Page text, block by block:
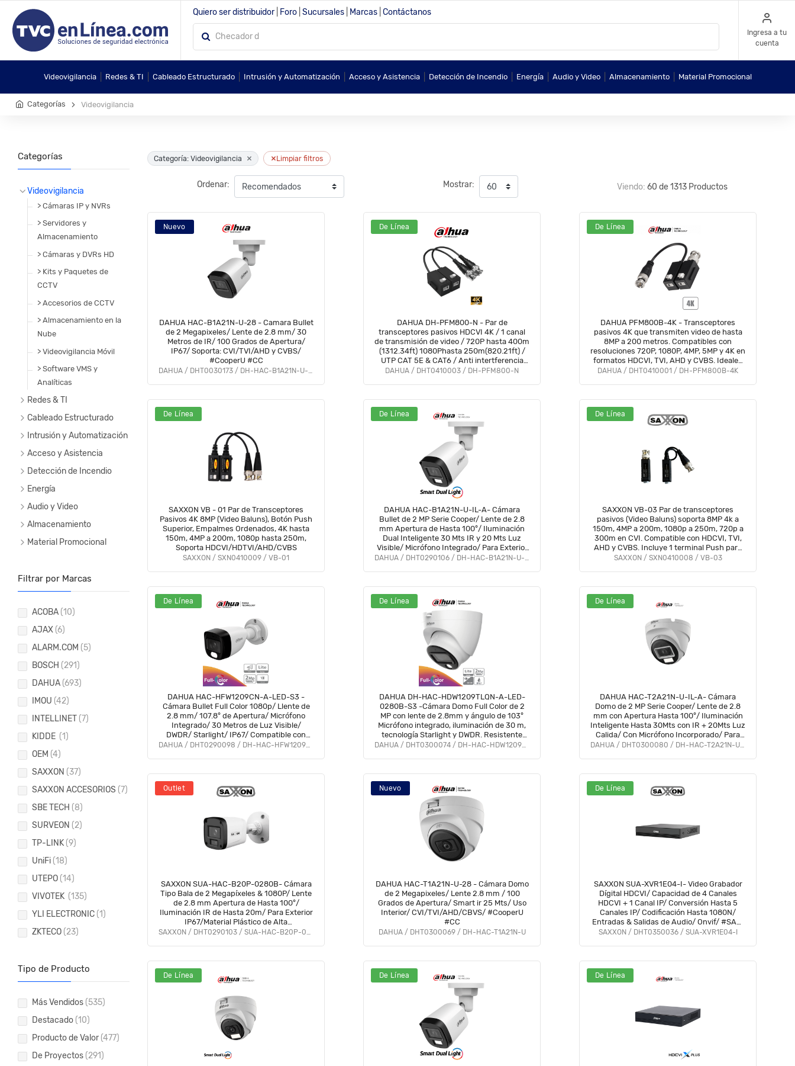
Quiero ser distribuidor Foro Sucursales Marcas Contáctanos
Ingresa a tu
cuenta
Videovigilancia Redes & TI Cableado Estructurado Intrusión y Automatización Acceso y Asistencia Detección de Incendio Energía Audio y Video Almacenamiento Material Promocional
Categorías Videovigilancia
Categoría: Videovigilancia × ×Limpiar filtros
Ordenar: Mostrar: Viendo:60 de 1313 Productos
Nuevo
DAHUA HAC-B1A21N-U-28 - Camara Bullet
de 2 Megapixeles/ Lente de 2.8 mm/ 30
Metros de IR/ 100 Grados de Apertura/
IP67/ Soporta: CVI/TVI/AHD y CVBS/
#CooperU #CC
DAHUA / DHT0030173 / DH-HAC-B1A21N-U-0280B
De Línea
DAHUA DH-PFM800-N - Par de
transceptores pasivos HDCVI 4K / 1 canal
de transmisión de video / 720P hasta 400m
(1312.34ft) 1080Phasta 250m(820.21ft) /
UTP CAT 5E & CAT6 / Anti intertferencia
hasta 60db / Compatible con formatos
DAHUA / DHT0410003 / DH-PFM800-N
De Línea
DAHUA PFM800B-4K - Transceptores
pasivos 4K que transmiten video de hasta
8MP a 200 metros. Compatibles con
resoluciones 720P, 1080P, 4MP, 5MP y 4K en
formatos HDCVI, TVI, AHD y CVBS. Ideales
para vigilancia en alta resolución y largas
DAHUA / DHT0410001 / DH-PFM800B-4K
De Línea
SAXXON VB - 01 Par de Transceptores
Pasivos 4K 8MP (Video Baluns), Botón Push
Superior, Empalmes Ordenados, 4K hasta
150m, 4MP a 200m, 1080p hasta 250m,
Soporta HDCVI/HDTVI/AHD/CVBS
SAXXON / SXN0410009 / VB-01
De Línea
DAHUA HAC-B1A21N-U-IL-A- Cámara
Bullet de 2 MP Serie Cooper/ Lente de 2.8
mm Apertura de Hasta 100°/ Iluminación
Dual Inteligente 30 Mts IR y 20 Mts Luz
Visible/ Micrófono Integrado/ Para Exterior
IP67#LoNuevo #OD #CD #OIM
DAHUA / DHT0290106 / DH-HAC-B1A21N-U-IL-A
De Línea
SAXXON VB-03 Par de transceptores
pasivos (Video Baluns) soporta 8MP 4k a
150m, 4MP a 200m, 1080p a 250m, 720p a
300m en CVI. Compatible con HDCVI, TVI,
AHD y CVBS. Incluye 1 terminal Push para
fácil conexión
SAXXON / SXN0410008 / VB-03
De Línea
DAHUA HAC-HFW1209CN-A-LED-S3 -
Cámara Bullet Full Color 1080p/ Llente de
2.8 mm/ 107.8° de Apertura/ Micrófono
Integrado/ 30 Metros de Luz Visible/
DWDR/ Starlight/ IP67/ Compatible con
CVI/AHD/CVBS/ #LoNuevo #M1 #AFULLDAHUA / DHT0290098 / DH-HAC-HFW1209CN-A-LED-S3
De Línea
DAHUA DH-HAC-HDW1209TLQN-A-LED-
0280B-S3 -Cámara Domo Full Color de 2
MP con lente de 2.8mm y ángulo de 103°
Micrófono integrado, iluminación de 30 m,
tecnología Starlight y DWDR. Resistente
con IP67, visión clara en baja luz #M1
DAHUA / DHT0300074 / DH-HAC-HDW1209TLQN-A-LED-S3
De Línea
DAHUA HAC-T2A21N-U-IL-A- Cámara
Domo de 2 MP Serie Cooper/ Lente de 2.8
mm con Apertura Hasta 100°/ Iluminación
Inteligente Hasta 30Mts con IR + 20Mts Luz
Calida/ Con Micrófono Incorporado/ Para
Exterior IP67/ Metal #OD #CD #ACOO
DAHUA / DHT0300080 / DH-HAC-T2A21N-U-IL-A
Outlet
SAXXON SUA-HAC-B20P-0280B- Cámara
Tipo Bala de 2 Megapíxeles & 1080P/ Lente
de 2.8 mm Apertura de Hasta 100°/
Iluminación IR de Hasta 20m/ Para Exterior
IP67/Material Plástico de Alta
Duración/Funcionamiento en Modos CVI &SAXXON / DHT0290103 / SUA-HAC-B20P-0280B
Nuevo
DAHUA HAC-T1A21N-U-28 - Cámara Domo
de 2 Megapixeles/ Lente 2.8 mm / 100
Grados de Apertura/ Smart ir 25 Mts/ Uso
Interior/ CVI/TVI/AHD/CBVS/ #CooperU
#CC
DAHUA / DHT0300069 / DH-HAC-T1A21N-U
De Línea
SAXXON SUA-XVR1E04-I- Video Grabador
Dígital HDCVI/ Capacidad de 4 Canales
HDCVI + 1 Canal IP/ Conversión Hasta 5
Canales IP/ Codificación Hasta 1080N/
Entradas & Salidas de Audio/ Onvif/ #SAXI
#SAGR #GSA #VolSX #SAXO
SAXXON / DHT0350036 / SUA-XVR1E04-I
De Línea De Línea De Línea
Categorías
Videovigilancia
> Cámaras IP y NVRs
> Servidores y
Almacenamiento
> Cámaras y DVRs HD
> Kits y Paquetes de
CCTV
> Accesorios de CCTV
> Almacenamiento en la
Nube
> Videovigilancia Móvil
> Software VMS y
Analíticas
Redes & TI
Cableado Estructurado
Intrusión y Automatización
Acceso y Asistencia
Detección de Incendio
Energía
Audio y Video
Almacenamiento
Material Promocional
Filtrar por Marcas
ACOBA (10)
AJAX (6)
ALARM.COM (5)
BOSCH (291)
DAHUA (693)
IMOU (42)
INTELLINET (7)
KIDDE (1)
OEM (4)
SAXXON (37)
SAXXON ACCESORIOS (7)
SBE TECH (8)
SURVEON (2)
TP-LINK (9)
UniFi (18)
UTEPO (14)
VIVOTEK (135)
YLI ELECTRONIC (1)
ZKTECO (23)
Tipo de Producto
Más Vendidos (535)
Destacado (10)
Producto de Valor (477)
De Proyectos (291)